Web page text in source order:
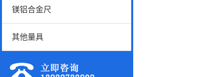
镁铝合金尺
其他量具